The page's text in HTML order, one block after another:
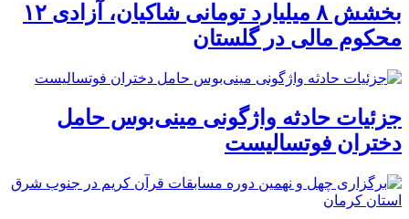
بخشش ۸ میلیارد تومانی شاکیان، آزادی ۱۲
محکوم مالی در گلستان
جزئیات حادثه واژگونی مینی‌بوس حامل
دختران فوتسالیست